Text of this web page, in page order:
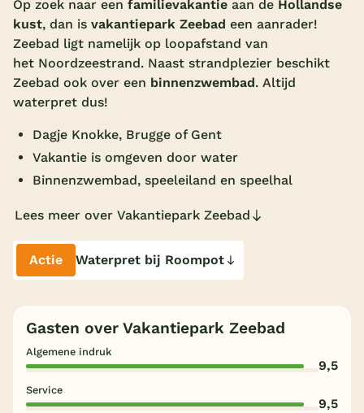
Overdekt zwembad
Wildwaterbaan
Indoor speeltuin
Keuzehulp
Nederland
Veluwe
Limburg
Duitsland
Op zoek naar een familievakantie aan de Hollandse
kust, dan is vakantiepark Zeebad een aanrader!
Zeebad ligt namelijk op loopafstand van
het Noordzeestrand. Naast strandplezier beschikt
Zeebad ook over een binnenzwembad. Altijd
waterpret dus!
Dagje Knokke, Brugge of Gent
Vakantie is omgeven door water
Binnenzwembad, speeleiland en speelhal
Lees meer over Vakantiepark Zeebad
Actie Waterpret bij Roompot
Gasten over Vakantiepark Zeebad
Algemene indruk
9,5
Service
9,5